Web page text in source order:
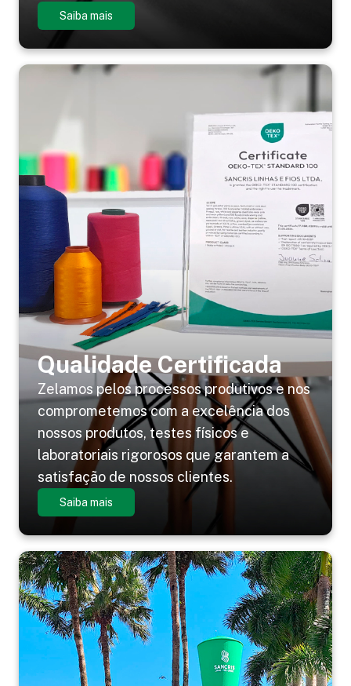
Saiba mais
Qualidade Certificada
Zelamos pelos processos produtivos e nos
comprometemos com a excelência dos
nossos produtos, testes físicos e
laboratoriais rigorosos que garantem a
satisfação de nossos clientes.
Saiba mais